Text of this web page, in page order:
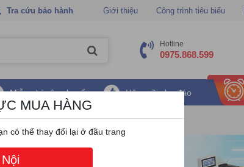
Tra cứu bảo hành Giới thiệu Công trình tiêu biểu
Hotline
0975.868.599
Miễn phí vận chuyển Hậu mãi chu đáo
MUA HÀNG
có thể thay đổi lại ở đầu trang